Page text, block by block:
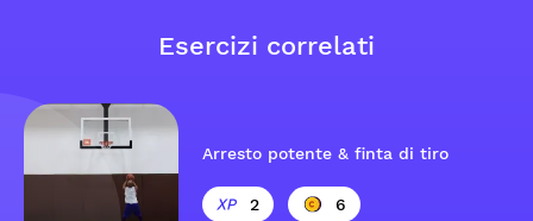
Esercizi correlati
Arresto potente & finta di tiro
2 6